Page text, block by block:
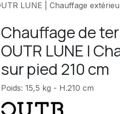
LUNE | Chauffage
Chauffage de
OUTR LUNE |
sur pied 210 cm
Poids: 15,5 kg - H.210 cm